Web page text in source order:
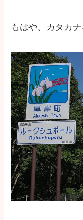
もはや、カタカナ